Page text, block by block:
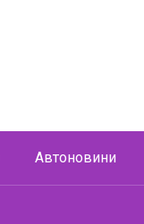
Автоновини